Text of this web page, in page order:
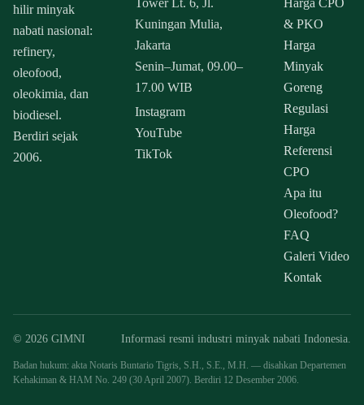
hilir minyak
nabati nasional:
refinery,
oleofood,
oleokimia, dan
biodiesel.
Berdiri sejak
2006.
Tower Lt. 6, Jl.
Kuningan Mulia,
Jakarta
Senin–Jumat, 09.00–
17.00 WIB
Instagram
YouTube
TikTok
Harga CPO
& PKO
Harga
Minyak
Goreng
Regulasi
Harga
Referensi
CPO
Apa itu
Oleofood?
FAQ
Galeri Video
Kontak
© 2026 GIMNI Informasi resmi industri minyak nabati Indonesia.
Badan hukum: akta Notaris Buntario Tigris, S.H., S.E., M.H. — disahkan Departemen
Kehakiman & HAM No. 249 (30 April 2007). Berdiri 12 Desember 2006.